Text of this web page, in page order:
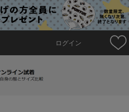
ログイン